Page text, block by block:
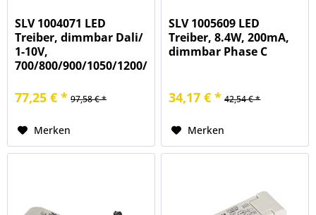
SLV 1004071 LED
Treiber, dimmbar Dali/
1-10V,
700/800/900/1050/1200/1300/1400mA,
77,25 € * 97,58 € *
Merken
SLV 1005609 LED
Treiber, 8.4W, 200mA,
dimmbar Phase C
34,17 € * 42,54 € *
Merken